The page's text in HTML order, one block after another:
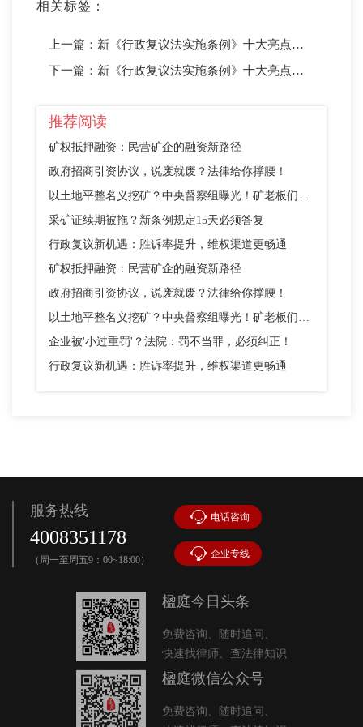
相关标签：
上一篇： 新《行政复议法实施条例》十大亮点：05 复议前置情形的细化明确——哪些事必须先复议再诉讼？一次说清楚
下一篇： 新《行政复议法实施条例》十大亮点：01 行政复议范围的补充与明确——”14+其他”模式，让救济渠道更
推荐阅读
矿权抵押融资：民营矿企的融资新路径
政府招商引资协议，说废就废？法律给你撑腰！
以土地平整名义挖矿？中央督察组曝光！矿老板们别踩这个坑
采矿证续期被拖？新条例规定15天必须答复
行政复议新机遇：胜诉率提升，维权渠道更畅通
矿权抵押融资：民营矿企的融资新路径
政府招商引资协议，说废就废？法律给你撑腰！
以土地平整名义挖矿？中央督察组曝光！矿老板们别踩这个坑
企业被'小过重罚'？法院：罚不当罪，必须纠正！
行政复议新机遇：胜诉率提升，维权渠道更畅通
服务热线
4008351178
（周一至周五9：00~18:00）
电话咨询
企业专线
楹庭今日头条
免费咨询、随时追问、
快速找律师、查法律知识
楹庭微信公众号
免费咨询、随时追问、